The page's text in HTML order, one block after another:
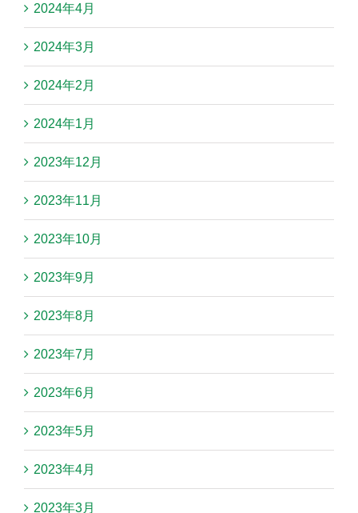
2024年4月
2024年3月
2024年2月
2024年1月
2023年12月
2023年11月
2023年10月
2023年9月
2023年8月
2023年7月
2023年6月
2023年5月
2023年4月
2023年3月